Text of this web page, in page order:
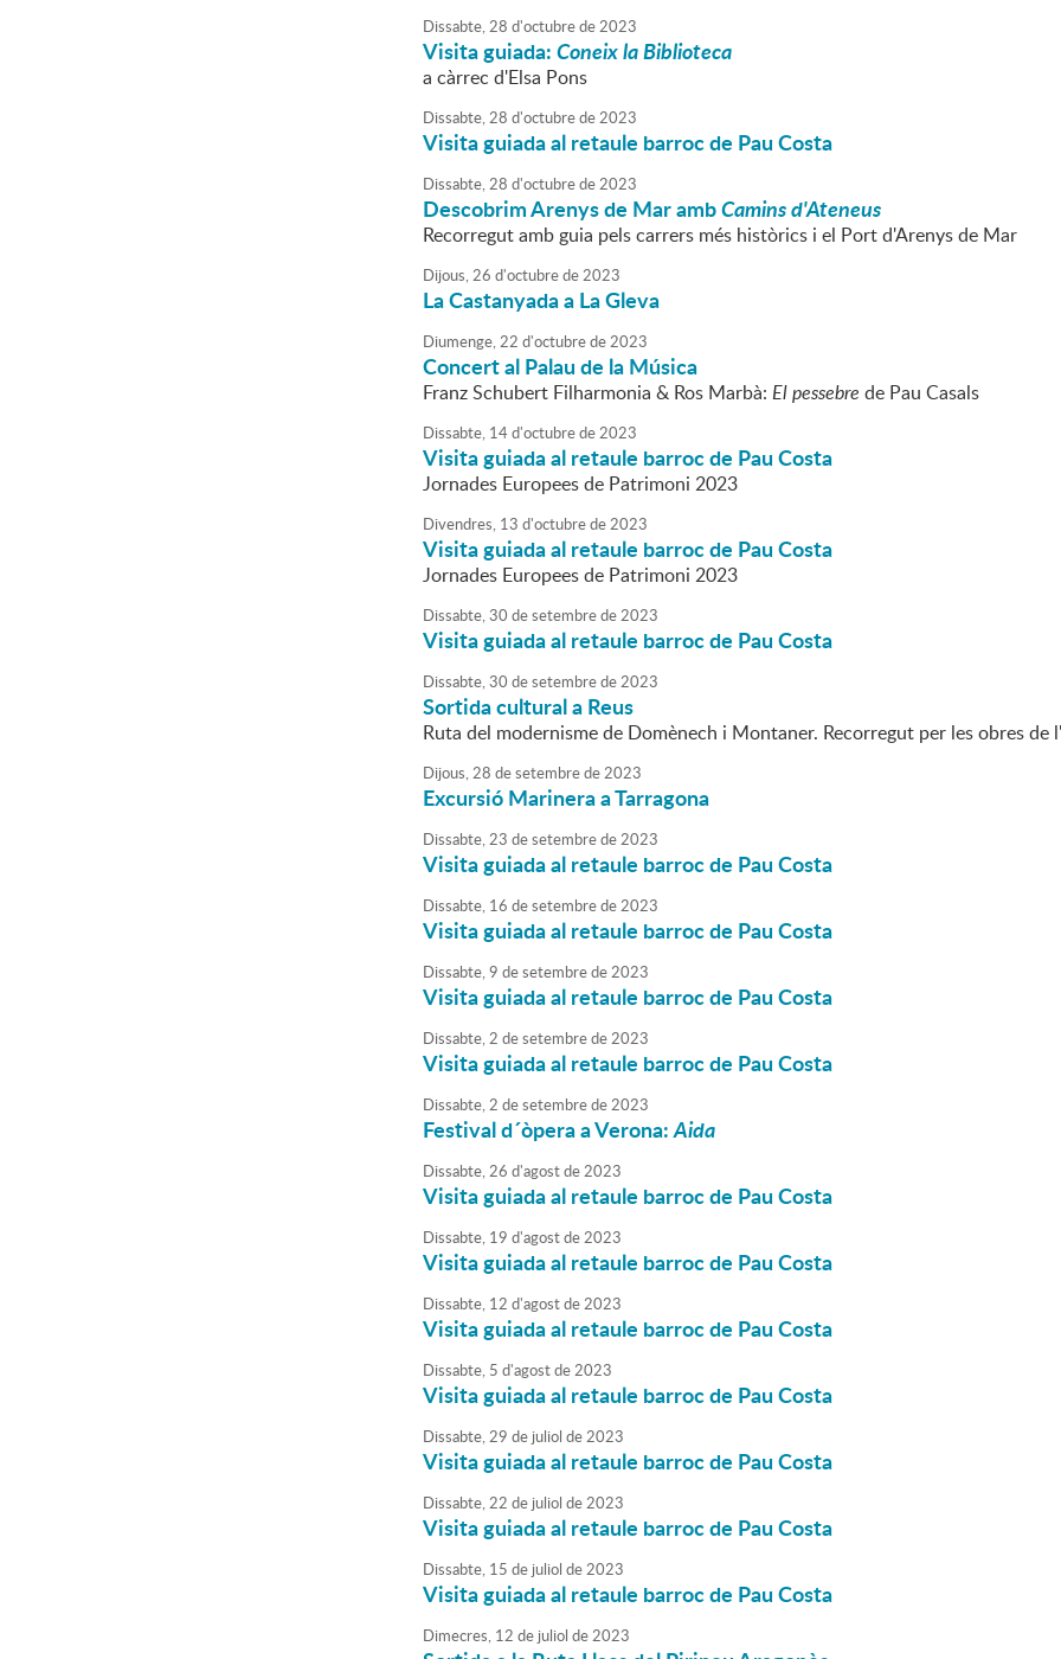
Dissabte,28 d'octubrede2023
Visita guiada:Coneix la Biblioteca
a càrrec d'Elsa Pons
Dissabte,28 d'octubrede2023
Visita guiada al retaule barroc de Pau Costa
Dissabte,28 d'octubrede2023
Descobrim Arenys de Mar ambCamins d'Ateneus
Recorregut amb guia pels carrers més històrics i el Port d'Arenys de Mar
Dijous,26 d'octubrede2023
La Castanyada a La Gleva
Diumenge,22 d'octubrede2023
Concert al Palau de la Música
Franz Schubert Filharmonia & Ros Marbà: El pessebre de Pau Casals
Dissabte, 14d'octubrede2023
Visita guiada al retaule barroc de Pau Costa
Jornades Europees de Patrimoni 2023
Divendres, 13 d'octubrede2023
Visita guiada al retaule barroc de Pau Costa
Jornades Europees de Patrimoni 2023
Dissabte,30 desetembrede2023
Visita guiada al retaule barroc de Pau Costa
Dissabte,30 desetembrede2023
Sortida cultural a Reus
Ruta del modernisme de Domènech i Montaner. Recorregut per les obres de
Dijous,28 desetembrede2023
Excursió Marinera a Tarragona
Dissabte,23 desetembrede2023
Visita guiada al retaule barroc de Pau Costa
Dissabte, 16 desetembrede2023
Visita guiada al retaule barroc de Pau Costa
Dissabte,9 desetembrede2023
Visita guiada al retaule barroc de Pau Costa
Dissabte,2 desetembrede2023
Visita guiada al retaule barroc de Pau Costa
Dissabte,2 desetembrede2023
Festival d´òpera a Verona:Aida
Dissabte,26 d'agostde2023
Visita guiada al retaule barroc de Pau Costa
Dissabte, 19 d'agostde2023
Visita guiada al retaule barroc de Pau Costa
Dissabte, 12 d'agostde2023
Visita guiada al retaule barroc de Pau Costa
Dissabte, 5 d'agostde2023
Visita guiada al retaule barroc de Pau Costa
Dissabte,29 de juliol de2023
Visita guiada al retaule barroc de Pau Costa
Dissabte,22 de juliol de2023
Visita guiada al retaule barroc de Pau Costa
Dissabte, 15 de juliol de2023
Visita guiada al retaule barroc de Pau Costa
Dimecres, 12 de juliol de2023